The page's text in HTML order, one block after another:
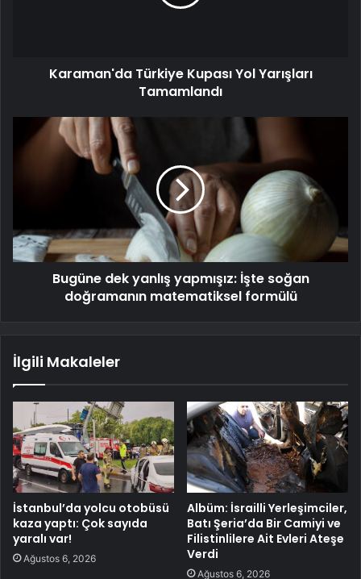
Karaman'da Türkiye Kupası Yol Yarışları
Tamamlandı
Bugüne dek yanlış yapmışız: İşte soğan
doğramanın matematiksel formülü
İlgili Makaleler
İstanbul’da yolcu otobüsü
kaza yaptı: Çok sayıda
yaralı var!
Ağustos 6, 2026
Albüm: İsrailli Yerleşimciler,
Batı Şeria’da Bir Camiyi ve
Filistinlilere Ait Evleri Ateşe
Verdi
Ağustos 6, 2026